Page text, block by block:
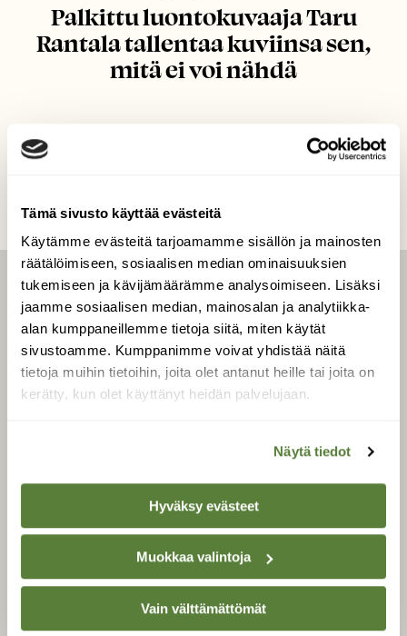
Tämä sivusto käyttää evästeitä
Käytämme evästeitä tarjoamamme sisällön ja mainosten
räätälöimiseen, sosiaalisen median ominaisuuksien
tukemiseen ja kävijämäärämme analysoimiseen. Lisäksi
jaamme sosiaalisen median, mainosalan ja analytiikka-
alan kumppaneillemme tietoja siitä, miten käytät
sivustoamme. Kumppanimme voivat yhdistää näitä
tietoja muihin tietoihin, joita olet antanut heille tai joita on
kerätty, kun olet käyttänyt heidän palvelujaan.
Näytä tiedot
Hyväksy evästeet
Muokkaa valintoja
Vain välttämättömät
Palkittu luontokuvaaja Taru
Rantala tallentaa kuviinsa sen,
mitä ei voi nähdä
LEHTI
Uusin lehti
Tilaa Suomen Luonto
Tilaa digilukuoikeus
SUOJELU­LIITTO
Suomen Luonto -lehden
kustantaja onSuomen
luonnonsuojelu­liitto